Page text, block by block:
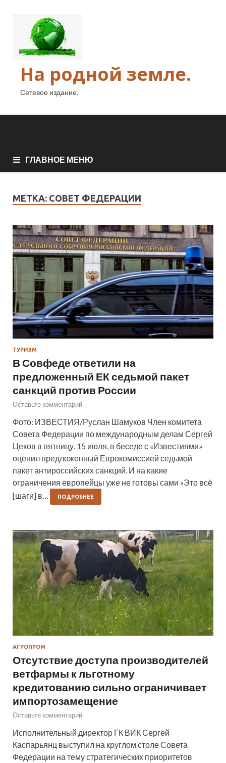
На родной земле.
Сетевое издание.
ГЛАВНОЕ МЕНЮ
МЕТКА: СОВЕТ ФЕДЕРАЦИИ
ТУРИЗМ
В Совфеде ответили на
предложенный ЕК седьмой пакет
санкций против России
Оставьте комментарий
Фото: ИЗВЕСТИЯ/Руслан Шамуков Член комитета
Совета Федерации по международным делам Сергей
Цеков в пятницу, 15 июля, в беседе с «Известиями»
оценил предложенный Еврокомиссией седьмой
пакет антироссийских санкций. И на какие
ограничения европейцы уже не готовы сами «Это всё
[шаги] в…
ПОДРОБНЕЕ
АГРОПРОМ
Отсутствие доступа производителей
ветфармы к льготному
кредитованию сильно ограничивает
импортозамещение
Оставьте комментарий
Исполнительный директор ГК ВИК Сергей
Каспарьянц выступил на круглом столе Совета
Федерации на тему стратегических приоритетов